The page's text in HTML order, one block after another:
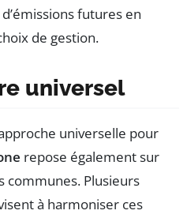
futures en
de gestion.
universel
universelle pour
repose également sur
communes. Plusieurs
à harmoniser ces